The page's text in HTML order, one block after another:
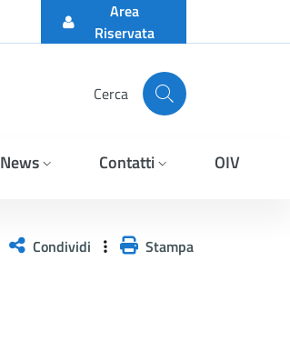
Area
Riservata
Cerca
News Contatti OIV
Condividi Stampa